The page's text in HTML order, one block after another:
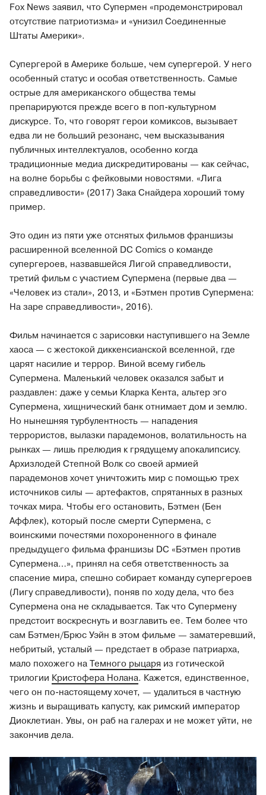
Fox News заявил, что Супермен «продемонстрировал
отсутствие патриотизма» и «унизил Соединенные
Штаты Америки».
Супергерой в Америке больше, чем супергерой. У него
особенный статус и особая ответственность. Самые
острые для американского общества темы
препарируются прежде всего в поп-культурном
дискурсе. То, что говорят герои комиксов, вызывает
едва ли не больший резонанс, чем высказывания
публичных интеллектуалов, особенно когда
традиционные медиа дискредитированы — как сейчас,
на волне борьбы с фейковыми новостями. «Лига
справедливости» (2017) Зака Снайдера хороший тому
пример.
Это один из пяти уже отснятых фильмов франшизы
расширенной вселенной DC Comics о команде
супергероев, назвавшейся Лигой справедливости,
третий фильм с участием Супермена (первые два —
«Человек из стали», 2013, и «Бэтмен против Супермена:
На заре справедливости», 2016).
Фильм начинается с зарисовки наступившего на Земле
хаоса — с жестокой диккенсианской вселенной, где
царят насилие и террор. Виной всему гибель
Супермена. Маленький человек оказался забыт и
раздавлен: даже у семьи Кларка Кента, альтер эго
Супермена, хищнический банк отнимает дом и землю.
Но нынешняя турбулентность — нападения
террористов, вылазки парадемонов, волатильность на
рынках — лишь прелюдия к грядущему апокалипсису.
Архизлодей Степной Волк со своей армией
парадемонов хочет уничтожить мир с помощью трех
источников силы — артефактов, спрятанных в разных
точках мира. Чтобы его остановить, Бэтмен (Бен
Аффлек), который после смерти Супермена, с
воинскими почестями похороненного в финале
предыдущего фильма франшизы DC «Бэтмен против
Супермена…», принял на себя ответственность за
спасение мира, спешно собирает команду супергероев
(Лигу справедливости), поняв по ходу дела, что без
Супермена она не складывается. Так что Супермену
предстоит воскреснуть и возглавить ее. Тем более что
сам Бэтмен/Брюс Уэйн в этом фильме — заматеревший,
небритый, усталый — предстает в образе патриарха,
мало похожего наТемного рыцаря из готической
трилогии Кристофера Нолана. Кажется, единственное,
чего он по-настоящему хочет, — удалиться в частную
жизнь и выращивать капусту, как римский император
Диоклетиан. Увы, он раб на галерах и не может уйти, не
закончив дела.